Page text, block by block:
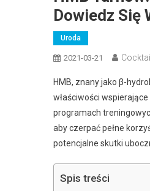
Dowiedz Się
Uroda
2021-03-21
HMB, znany jako β-
właściwości
programach
aby czerpać pełne
potencjalne skutki
Spis treści